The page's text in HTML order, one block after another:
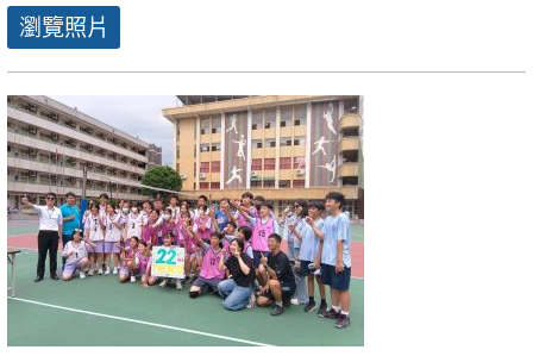
瀏覽照片